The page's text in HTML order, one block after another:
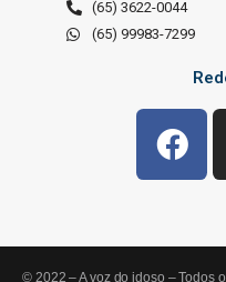
(65) 3622-0044
(65) 99983-7299
© 2022 – A voz do idoso – Todos